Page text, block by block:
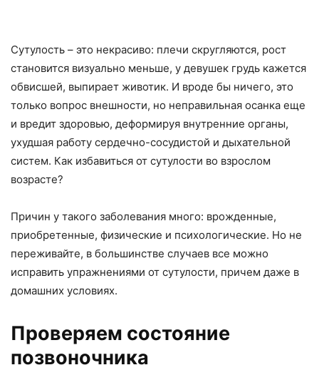
Сутулость – это некрасиво: плечи скругляются, рост
становится визуально меньше, у девушек грудь кажется
обвисшей, выпирает животик. И вроде бы ничего, это
только вопрос внешности, но неправильная осанка еще
и вредит здоровью, деформируя внутренние органы,
ухудшая работу сердечно-сосудистой и дыхательной
систем. Как избавиться от сутулости во взрослом
возрасте?
Причин у такого заболевания много: врожденные,
приобретенные, физические и психологические. Но не
переживайте, в большинстве случаев все можно
исправить упражнениями от сутулости, причем даже в
домашних условиях.
Проверяем состояние
позвоночника